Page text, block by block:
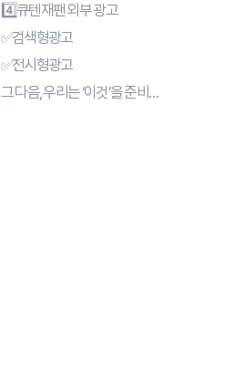
4️⃣큐텐재팬 외부 광고
✅검색형광고
✅전시형광고
그 다음, 우리는 ‘이것’을 준비합니다.